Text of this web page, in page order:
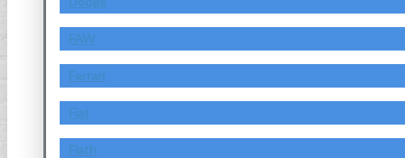
FAW
Ferrari
Fiat
Fiath